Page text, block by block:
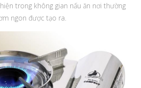
trong không gian nấu ăn nơi thường
ngon được tạo ra.